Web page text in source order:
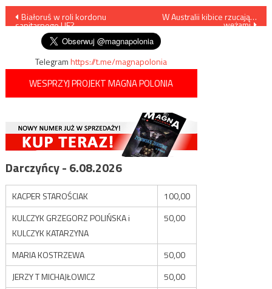
Nawigacja
wpisu
Białoruś w roli kordonu
sanitarnego UE?
W Australii kibice rzucają…
wężami
Telegramhttps://t.me/magnapolonia
WESPRZYJ PROJEKT MAGNA POLONIA
Darczyńcy - 6.08.2026
KACPER STAROŚCIAK
100,00
KULCZYK GRZEGORZ POLIŃSKA i
KULCZYK KATARZYNA
50,00
MARIA KOSTRZEWA
50,00
JERZY T MICHAJŁOWICZ
50,00